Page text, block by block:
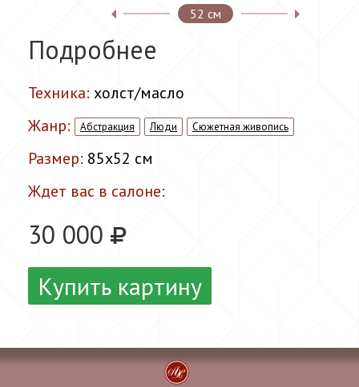
52 см
Подробнее
Техника: холст/масло
Жанр:
Абстракция Люди Сюжетная живопись
Размер: 85x52 см
Ждет вас в салоне:
30 000
Купить картину